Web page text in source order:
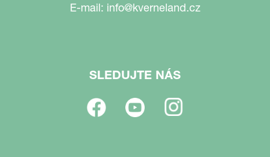
E-mail: info@kverneland.cz
SLEDUJTE NÁS